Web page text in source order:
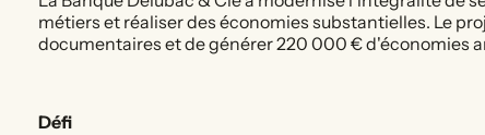
métiers et réaliser des économies substantielles. Le
documentaires et de générer 220 000 € d'économies
Défi